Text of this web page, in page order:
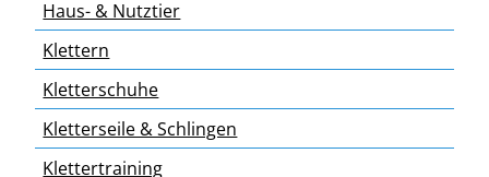
Haus- & Nutztier
Klettern
Kletterschuhe
Kletterseile & Schlingen
Klettertraining